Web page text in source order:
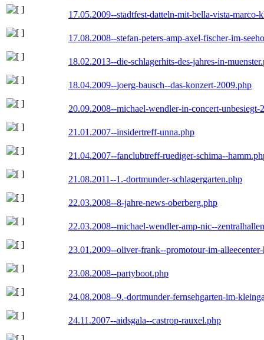
17.05.2009--stadtfest-datteln-mit-bella-vista-marco-
17.08.2008--stefan-peters-amp-axel-fischer-im-
18.02.2013--die-schlagerhits-des-jahres-in-
18.04.2009--joerg-bausch--das-konzert-2009.php
20.09.2008--michael-wendler-in-concert-unbesiegt-
21.01.2007--insidertreff-unna.php
21.04.2007--fanclubtreff-ruediger-schima--
21.08.2011--1.-dortmunder-schlagergarten.php
22.03.2008--8-jahre-news-oberberg.php
22.03.2008--michael-wendler-amp-nic--
23.01.2009--oliver-frank--promotour-im-
23.08.2008--partyboot.php
24.08.2008--9.-dortmunder-fernsehgarten-im-
24.11.2007--aidsgala--castrop-rauxel.php